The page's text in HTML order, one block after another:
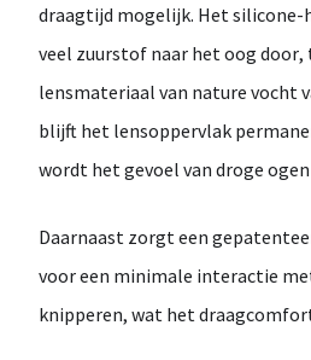
draagtijd mogelijk. Het
veel zuurstof naar het oog door,
lensmateriaal van nature vocht
blijft het lensoppervlak
wordt het gevoel van droge
Daarnaast zorgt een
voor een minimale interactie
knipperen, wat het